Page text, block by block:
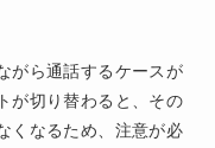
がら通話するケースが
が切り替わると、その
くなるため、注意が必